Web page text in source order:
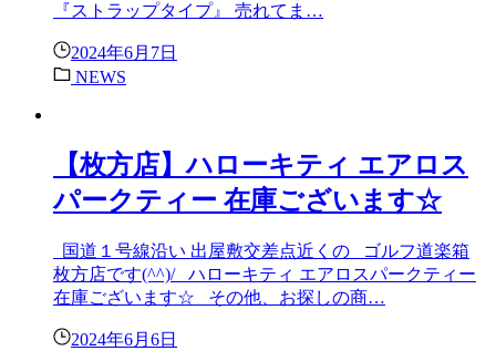
『ストラップタイプ』 売れてま…
2024年6月7日
NEWS
【枚方店】ハローキティ エアロス
パークティー 在庫ございます☆
国道１号線沿い 出屋敷交差点近くの ゴルフ道楽箱
枚方店です(^^)/ ハローキティ エアロスパークティー
在庫ございます☆ その他、お探しの商…
2024年6月6日